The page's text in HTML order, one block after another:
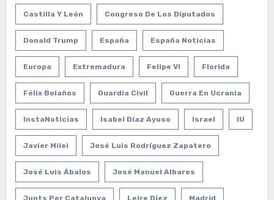
Castilla Y León Congreso De Los Diputados
Donald Trump España España Noticias
Europa Extremadura Felipe VI Florida
Félix Bolaños Guardia Civil Guerra En Ucrania
InstaNoticias Isabel Díaz Ayuso Israel IU
Javier Milei José Luis Rodríguez Zapatero
José Luis Ábalos José Manuel Albares
Junts Per Catalunya Leire Díez Madrid